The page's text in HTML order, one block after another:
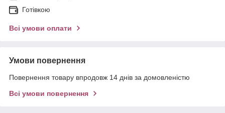
Готівкою
Всі умови оплати
Умови повернення
Повернення товару впродовж 14 днів за домовленістю
Всі умови повернення